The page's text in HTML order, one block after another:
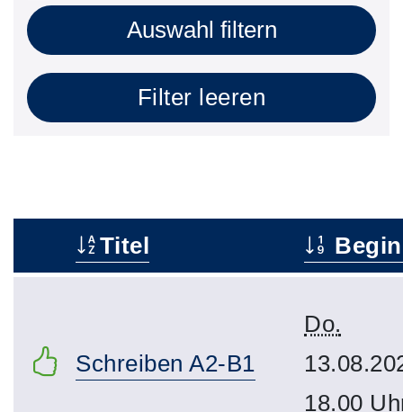
Auswahl filtern
Filter leeren
Titel
Schreiben A2-B1
Do.
18.00